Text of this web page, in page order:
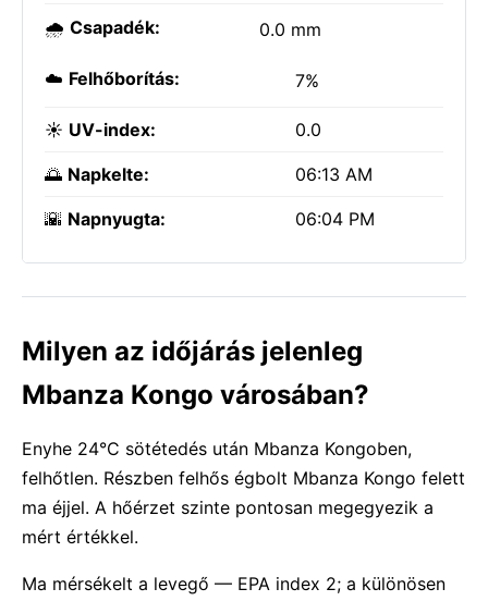
🌧️ Csapadék: 0.0 mm
☁️ Felhőborítás: 7%
☀️ UV-index: 0.0
🌅 Napkelte: 06:13 AM
🌇 Napnyugta: 06:04 PM
Milyen az időjárás jelenleg
Mbanza Kongo városában?
Enyhe 24°C sötétedés után Mbanza Kongoben,
felhőtlen. Részben felhős égbolt Mbanza Kongo felett
ma éjjel. A hőérzet szinte pontosan megegyezik a
mért értékkel.
Ma mérsékelt a levegő — EPA index 2; a különösen